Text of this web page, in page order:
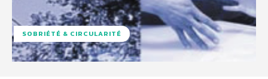
SOBRIÉTÉ & CIRCULARITÉ